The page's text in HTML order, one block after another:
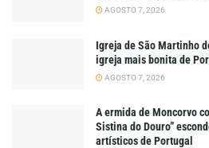
AGOSTO 7, 2026
Igreja de São Martinho
igreja mais bonita de
AGOSTO 7, 2026
A ermida de Moncorvo
Sistina do Douro”
artísticos de Portugal